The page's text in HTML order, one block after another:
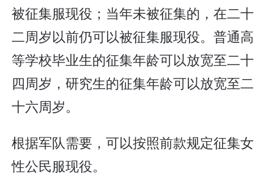
被征集服现役；当年未被征集的，在二十
二周岁以前仍可以被征集服现役。普通高
等学校毕业生的征集年龄可以放宽至二十
四周岁，研究生的征集年龄可以放宽至二
十六周岁。
根据军队需要，可以按照前款规定征集女
性公民服现役。